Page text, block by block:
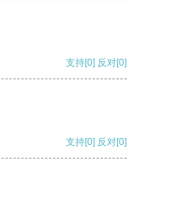
支持[0] 反对[0]
支持[0] 反对[0]